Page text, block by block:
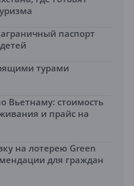
паспорт
турами
Вьетнаму: стоимость
и прайс на
на лотерею Green
для граждан